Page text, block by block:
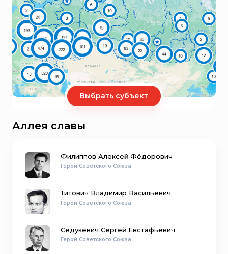
Выбрать субъект
Аллея славы
Филиппов Алексей Фёдорович
Герой Советского Союза
Титович Владимир Васильевич
Герой Советского Союза
Седукевич Сергей Евстафьевич
Герой Советского Союза